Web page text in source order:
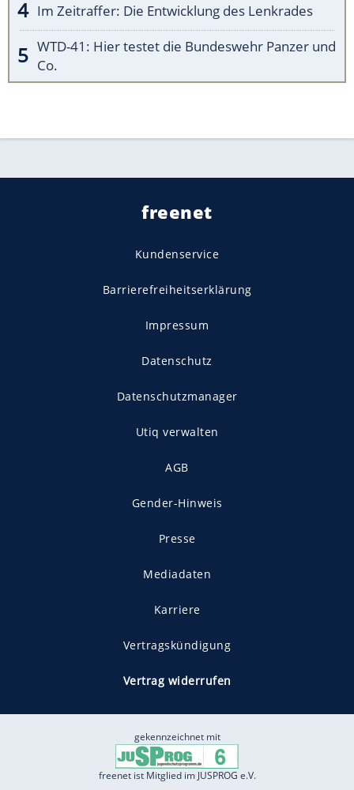
Im Zeitraffer: Die Entwicklung des Lenkrades
WTD-41: Hier testet die Bundeswehr Panzer und
Co.
freenet
Kundenservice
Barrierefreiheitserklärung
Impressum
Datenschutz
Datenschutzmanager
Utiq verwalten
AGB
Gender-Hinweis
Presse
Mediadaten
Karriere
Vertragskündigung
Vertrag widerrufen
gekennzeichnet mit
freenet ist Mitglied im JUSPROG e.V.